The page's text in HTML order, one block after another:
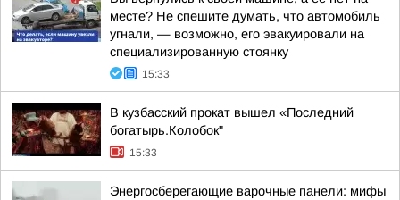
месте? Не спешите думать, что автомобиль
угнали, — возможно, его эвакуировали на
специализированную стоянку
15:33
В кузбасский прокат вышел «Последний
богатырь.Колобок"
15:33
Энергосберегающие варочные панели: мифы